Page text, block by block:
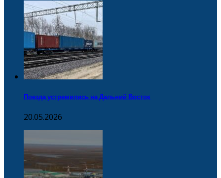
Поезда устремились на Дальний Восток
20.05.2026